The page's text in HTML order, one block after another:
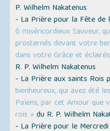
P. Wilhelm Nakatenus
- La Prière pour la Fête de
ô miséricordieux Sauveur,
prosternés devant votre
dans votre Grâce et
R. P. Wilhelm Nakatenus
- La Prière aux saints Rois
bienheureux, qui avez été
Païens, par cet Amour que
rois » du R. P. Wilhelm
- La Prière pour le Mercredi